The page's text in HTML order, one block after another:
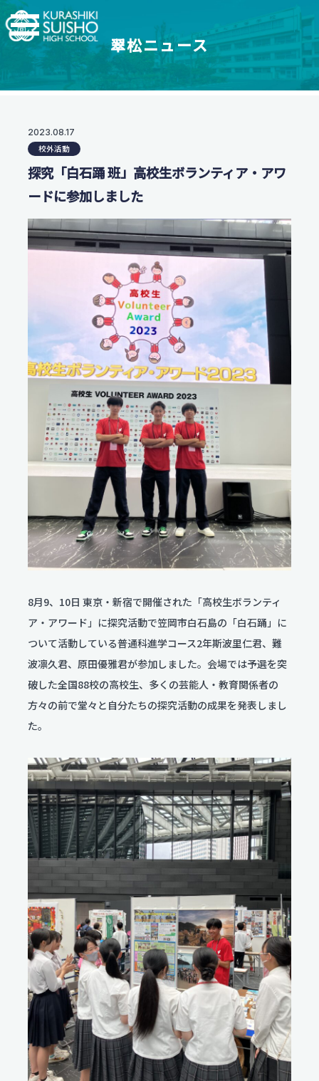
学科・コース
進学コース
【普通科】創学コース
創学コース 自己探求系
創学コース 福祉探求系
商業科
地域マーケティングコース
会計マネジメントコース
情報プログラミングコース
服飾コーディネートコース
食物クリエイトコース
保育デザインコース
看護科
看護科（⾼校課程）
専攻科（専攻科課程）
学校情報
制服紹介
2.5次元先生図鑑
翠松高校の強み
茶道教育
地域との連携
翠松図鑑
進学実績
部活動一覧
部活動一覧
スイッチ！未来を開こう
受験生のみなさまへ
オープンスクール・入試情報
今後のスケジュール
資料請求
翠松ニュース
在校生・保護者のみなさま
部活動ニュース
お問い合わせ
各種証明書発行
資料請求
よくある質問
交通アクセス
学校施設耐震化への取り組み状況
教職員募集
関連リンク
個人情報保護方針
サイトポリシー
翠松ニュース
2023.08.17
校外活動
探究「白石踊 班」高校生ボランティア・アワ
ードに参加しました
8月9、10日 東京・新宿で開催された「高校生ボランティ
ア・アワード」に探究活動で笠岡市白石島の「白石踊」に
ついて活動している普通科進学コース2年斯波里仁君、難
波凛久君、原田優雅君が参加しました。会場では予選を突
破した全国88校の高校生、多くの芸能人・教育関係者の
方々の前で堂々と自分たちの探究活動の成果を発表しまし
た。